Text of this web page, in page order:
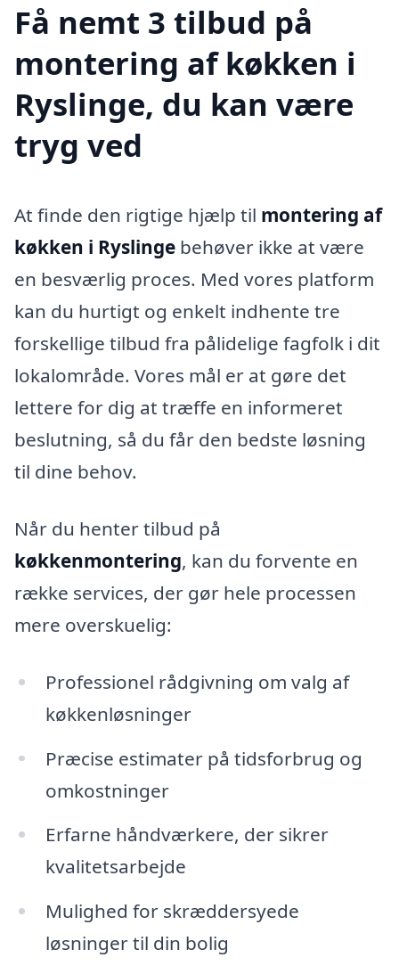
Få nemt 3 tilbud på
montering af køkken i
Ryslinge, du kan være
tryg ved
At finde den rigtige hjælp til montering af
køkken i Ryslinge behøver ikke at være
en besværlig proces. Med vores platform
kan du hurtigt og enkelt indhente tre
forskellige tilbud fra pålidelige fagfolk i dit
lokalområde. Vores mål er at gøre det
lettere for dig at træffe en informeret
beslutning, så du får den bedste løsning
til dine behov.
Når du henter tilbud på
køkkenmontering, kan du forvente en
række services, der gør hele processen
mere overskuelig:
Professionel rådgivning om valg af
køkkenløsninger
Præcise estimater på tidsforbrug og
omkostninger
Erfarne håndværkere, der sikrer
kvalitetsarbejde
Mulighed for skræddersyede
løsninger til din bolig